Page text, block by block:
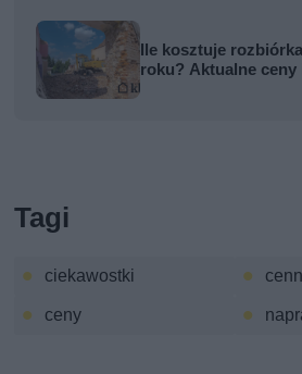
Ile kosztuje
roku? Aktualne
Tagi
ciekawostki
ceny